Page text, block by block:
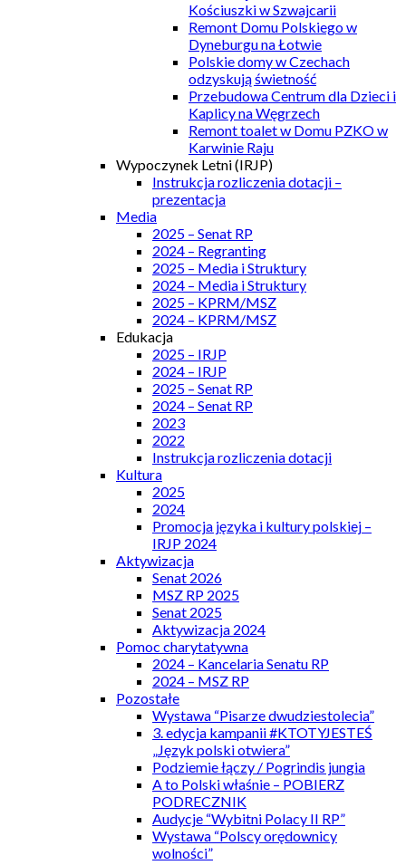
Kościuszki w Szwajcarii
Remont Domu Polskiego w
Dyneburgu na Łotwie
Polskie domy w Czechach
odzyskują świetność
Przebudowa Centrum dla Dzieci i
Kaplicy na Węgrzech
Remont toalet w Domu PZKO w
Karwinie Raju
Wypoczynek Letni (IRJP)
Instrukcja rozliczenia dotacji –
prezentacja
Media
2025 – Senat RP
2024 – Regranting
2025 – Media i Struktury
2024 – Media i Struktury
2025 – KPRM/MSZ
2024 – KPRM/MSZ
Edukacja
2025 – IRJP
2024 – IRJP
2025 – Senat RP
2024 – Senat RP
2023
2022
Instrukcja rozliczenia dotacji
Kultura
2025
2024
Promocja języka i kultury polskiej –
IRJP 2024
Aktywizacja
Senat 2026
MSZ RP 2025
Senat 2025
Aktywizacja 2024
Pomoc charytatywna
2024 – Kancelaria Senatu RP
2024 – MSZ RP
Pozostałe
Wystawa “Pisarze dwudziestolecia”
3. edycja kampanii #KTOTYJESTEŚ
„Język polski otwiera”
Podziemie łączy / Pogrindis jungia
A to Polski właśnie – POBIERZ
PODRECZNIK
Audycje “Wybitni Polacy II RP”
Wystawa “Polscy orędownicy
wolności”